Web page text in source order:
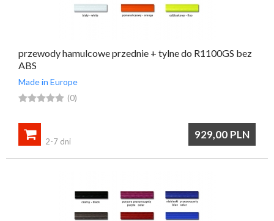
przewody hamulcowe przednie + tylne do R1100GS bez
ABS
Made in Europe
 (0)
929,00 PLN

2-7 dni